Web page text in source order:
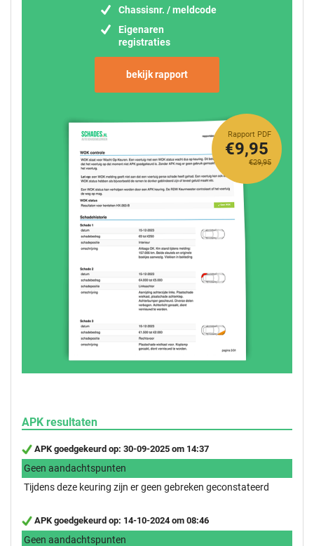
Chassisnr. / meldcode
Eigenaren
registraties
bekijk rapport
Rapport PDF
€29,95
€9,95
APK resultaten
APK goedgekeurd op: 30-09-2025 om 14:37
Geen aandachtspunten
Tijdens deze keuring zijn er geen gebreken geconstateerd
APK goedgekeurd op: 14-10-2024 om 08:46
Geen aandachtspunten